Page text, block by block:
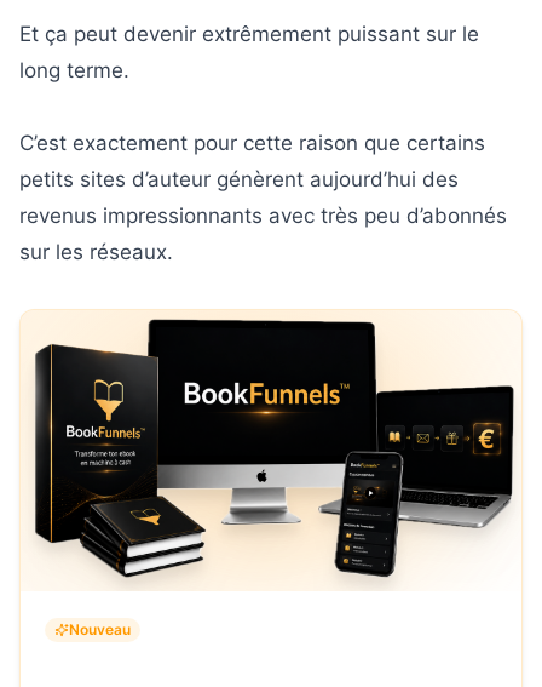
Et ça peut devenir extrêmement puissant sur le
long terme.
C’est exactement pour cette raison que certains
petits sites d’auteur génèrent aujourd’hui des
revenus impressionnants avec très peu d’abonnés
sur les réseaux.
Nouveau